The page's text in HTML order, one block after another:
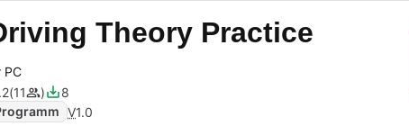
Theory Practice
PC
11
8
V1.0